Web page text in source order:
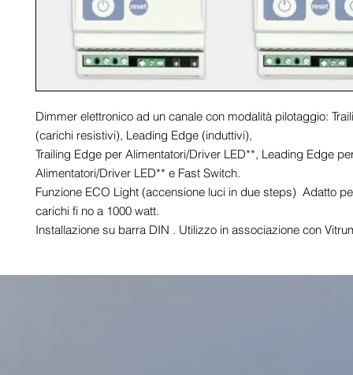
Dimmer elettronico ad un canale con modalità pilotaggio:
(carichi resistivi), Leading Edge (induttivi),
Trailing Edge per Alimentatori/Driver LED**, Leading Edge
Alimentatori/Driver LED** e Fast Switch.
Funzione ECO Light (accensione luci in due steps)  Adatto
carichi fi no a 1000 watt.
Installazione su barra DIN . Utilizzo in associazione con